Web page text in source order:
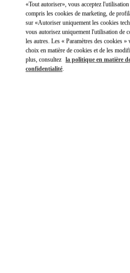
«Tout autoriser», vous acceptez
compris les cookies de marketing, de
sur «Autoriser uniquement les cookies
vous autorisez uniquement l'utilisation de
les autres. Les « Paramètres des cookies
choix en matière de cookies et de les
plus, consultez la politique en matière
confidentialité.